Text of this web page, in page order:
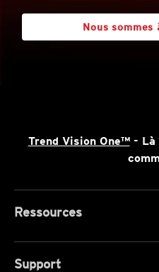
Nous
Trend Vision One™- Là
Ressources
Support